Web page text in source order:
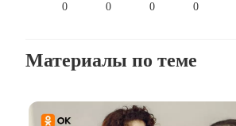
0 0 0 0
Материалы по теме